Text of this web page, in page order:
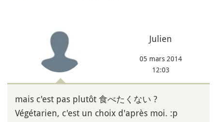
Julien
05 mars 2014
12:03
mais c'est pas plutôt 食べたくない ?
Végétarien, c'est un choix d'après moi. :p